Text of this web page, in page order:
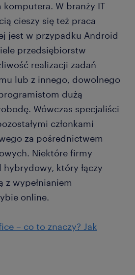
W branży IT
cieszy się też praca
jest w przypadku Android
przedsiębiorstw
realizacji zadań
lub z innego, dowolnego
dużą
Wówczas specjaliści
członkami
za pośrednictwem
Niektóre firmy
który łączy
z wypełnianiem
online.
– co to znaczy? Jak